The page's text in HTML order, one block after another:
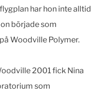
har hon inte alltid
började som
Woodville Polymer.
2001 fick Nina
som